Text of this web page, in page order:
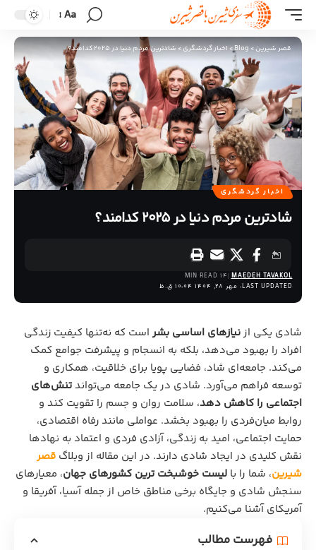
Aa
قصر شیرین>
Blog
>اخبار گردشگری>شادترین مردم دنیا در 2025 کدامند؟
اخبار گردشگری
شادترین مردم دنیا در 2025 کدامند؟
LAST UPDATED: مهر 28, 1404 10:04 ق.ظ
MAEDEH TAVAKOL
14 MIN READ
شادی یکی از نیازهای اساسی بشر است که نه‌تنها کیفیت زندگی
افراد را بهبود می‌دهد، بلکه به انسجام و پیشرفت جوامع کمک
می‌کند. جامعه‌ای شاد، فضایی پویا برای خلاقیت، همکاری و
توسعه فراهم می‌آورد. شادی در یک جامعه می‌تواندتنش‌های
اجتماعی را کاهش دهد، سلامت روان و جسم را تقویت کند و
روابط میان‌فردی را بهبود بخشد. عواملی مانند رفاه اقتصادی،
حمایت اجتماعی، امید به زندگی، آزادی فردی و اعتماد به نهادها
نقش کلیدی در ایجاد شادی دارند. در این مقاله از وبلاگ قصر
شیرین، شما را با لیست خوشبخت ترین کشورهای جهان، معیارهای
سنجش شادی و جایگاه برخی مناطق خاص از جمله آسیا، آفریقا و
آمریکای آشنا می‌کنیم.
فهرست مطالب